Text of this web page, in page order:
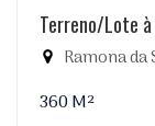
Terreno/Lote
Ramona da
360 M²